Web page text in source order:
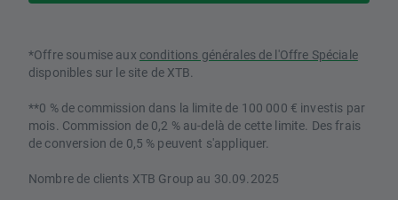
*Offre soumise aux conditions générales de l'Offre Spéciale
disponibles sur le site de XTB.
**0 % de commission dans la limite de 100 000 € investis par
mois. Commission de 0,2 % au-delà de cette limite. Des frais
de conversion de 0,5 % peuvent s'appliquer.
Nombre de clients XTB Group au 30.09.2025